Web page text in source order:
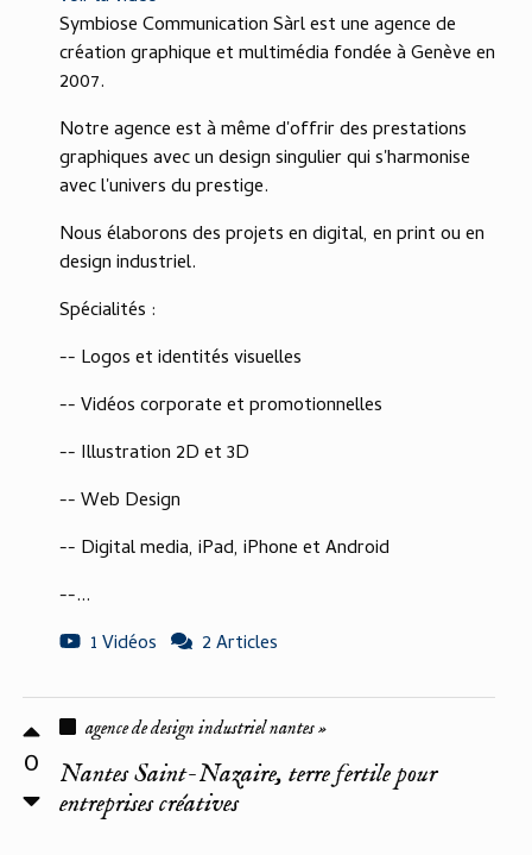
Symbiose Communication Sàrl est une agence de
création graphique et multimédia fondée à Genève en
2007.
Notre agence est à même d'offrir des prestations
graphiques avec un design singulier qui s'harmonise
avec l'univers du prestige.
Nous élaborons des projets en digital, en print ou en
design industriel.
Spécialités :
-- Logos et identités visuelles
-- Vidéos corporate et promotionnelles
-- Illustration 2D et 3D
-- Web Design
-- Digital media, iPad, iPhone et Android
--...
1 Vidéos
2 Articles
0
agence de design industriel nantes »
Nantes Saint-Nazaire, terre fertile pour
entreprises créatives